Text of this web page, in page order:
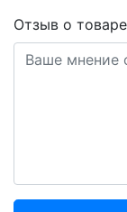
Отзыв о товаре